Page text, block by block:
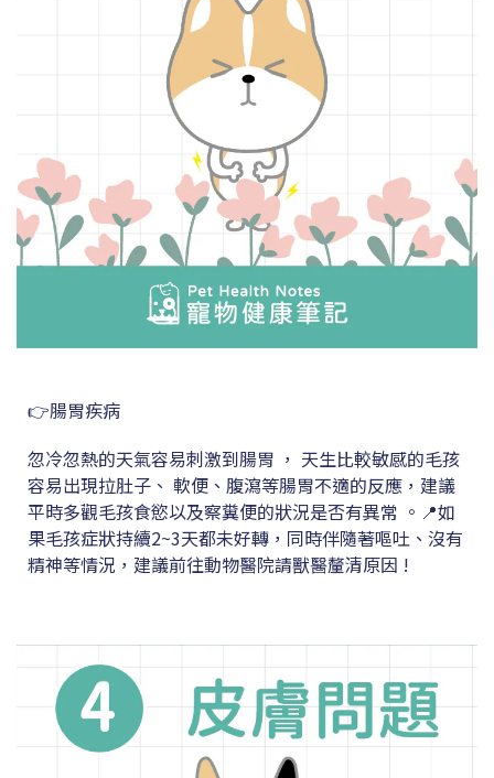
👉腸胃疾病
忽冷忽熱的天氣容易刺激到腸胃 ， 天生比較敏感的毛孩
容易出現拉肚子、 軟便、腹瀉等腸胃不適的反應，建議
平時多觀毛孩食慾以及察糞便的狀況是否有異常 。📍如
果毛孩症狀持續2~3天都未好轉，同時伴隨著嘔吐、沒有
精神等情況，建議前往動物醫院請獸醫釐清原因 !